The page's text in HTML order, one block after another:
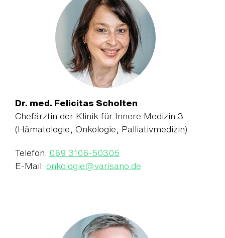
Dr. med. Felicitas Scholten
Chefärztin der Klinik für Innere Medizin 3
(Hämatologie, Onkologie, Palliativmedizin)
Telefon: 069 3106-50305
E-Mail: onkologie@varisano.de